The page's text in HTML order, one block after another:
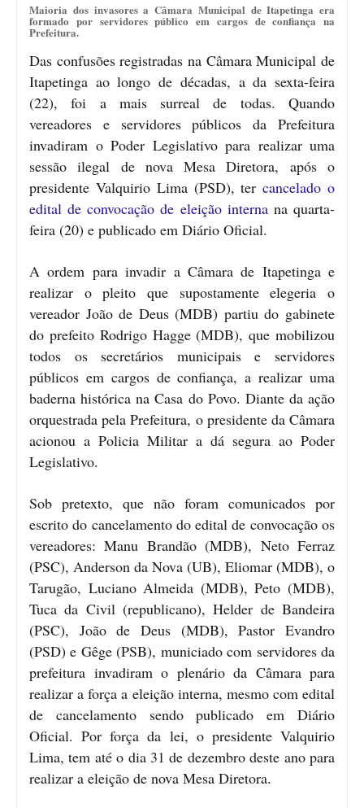
Maioria dos invasores a Câmara Municipal de Itapetinga era
formado por servidores público em cargos de confiança na
Prefeitura.
Das confusões registradas na Câmara Municipal de
Itapetinga ao longo de décadas, a da sexta-feira
(22), foi a mais surreal de todas. Quando
vereadores e servidores públicos da Prefeitura
invadiram o Poder Legislativo para realizar uma
sessão ilegal de nova Mesa Diretora, após o
presidente Valquirio Lima (PSD), tercancelado o
edital de convocação de eleição internana quarta-
feira (20) e publicado em Diário Oficial.
A ordem para invadir a Câmara de Itapetinga e
realizar o pleito que supostamente elegeria o
vereador João de Deus (MDB) partiu do gabinete
do prefeito Rodrigo Hagge (MDB), que mobilizou
todos os secretários municipais e servidores
públicos em cargos de confiança, a realizar uma
baderna histórica na Casa do Povo. Diante da ação
orquestrada pela Prefeitura, o presidente da Câmara
acionou a Policia Militar a dá segura ao Poder
Legislativo.
Sob pretexto, que não foram comunicados por
escrito do cancelamento do edital de convocação os
vereadores: Manu Brandão (MDB), Neto Ferraz
(PSC), Anderson da Nova (UB), Eliomar (MDB), o
Tarugão, Luciano Almeida (MDB), Peto (MDB),
Tuca da Civil (republicano), Helder de Bandeira
(PSC), João de Deus (MDB), Pastor Evandro
(PSD) e Gêge (PSB), municiado com servidores da
prefeitura invadiram o plenário da Câmara para
realizar a força a eleição interna, mesmo com edital
de cancelamento sendo publicado em Diário
Oficial. Por força da lei, o presidente Valquirio
Lima, tem até o dia 31 de dezembro deste ano para
realizar a eleição de nova Mesa Diretora.